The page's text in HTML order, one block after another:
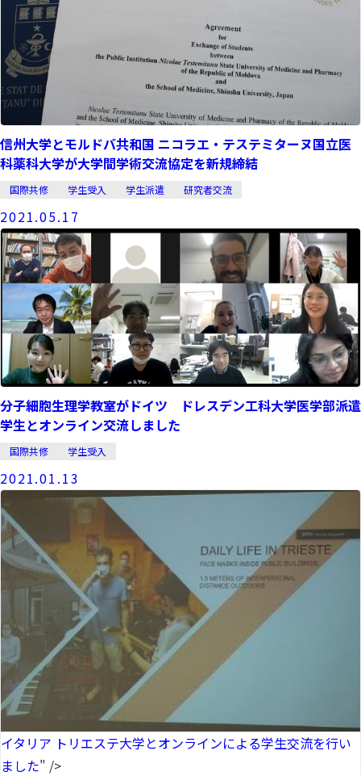
信州大学とモルドバ共和国 ニコラエ・テステミターヌ国立医
科薬科大学が大学間学術交流協定を新規締結
国際共修 学生受入 学生派遣 研究者交流
2021.05.17
分子細胞生理学教室がドイツ ドレスデン工科大学医学部派遣
学生とオンライン交流しました
国際共修 学生受入
2021.01.13
イタリア トリエステ大学とオンラインによる学生交流を行い
ました" />